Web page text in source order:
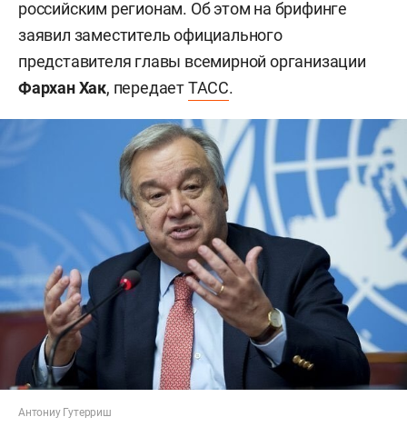
российским регионам. Об этом на брифинге
заявил заместитель официального
представителя главы всемирной организации
Фархан Хак, передаетТАСС.
Антониу Гутерриш